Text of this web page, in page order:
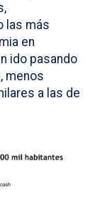
las más
en
ido pasando
menos
a las de